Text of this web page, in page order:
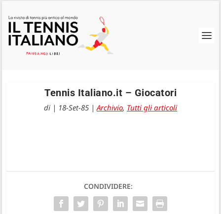
Tennis Italiano.it – Giocatori
di | 18-Set-85 |Archivio, Tutti gli articoli
CONDIVIDERE: